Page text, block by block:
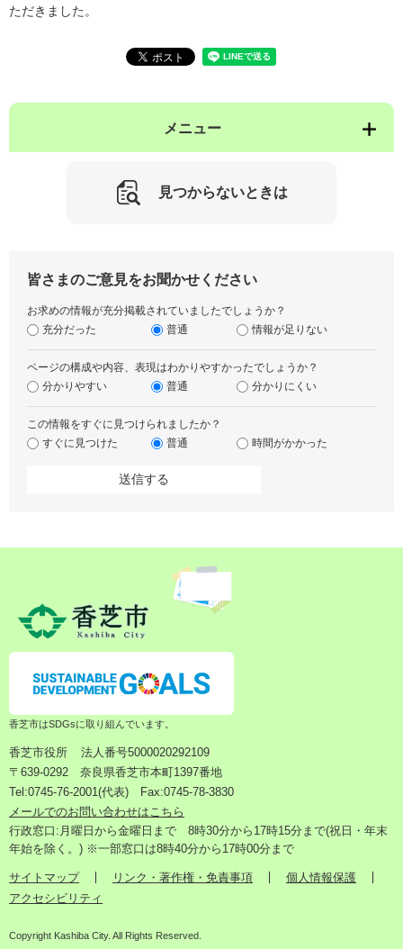
ただきました。
メニュー
見つからないときは
皆さまのご意見をお聞かせください
お求めの情報が充分掲載されていましたでしょうか？
充分だった
普通 情報が足りない
ページの構成や内容、表現はわかりやすかったでしょうか？
分かりやすい
普通 分かりにくい
この情報をすぐに見つけられましたか？
すぐに見つけた
普通 時間がかかった
香芝市はSDGsに取り組んでいます。
香芝市役所
法人番号5000020292109
〒639-0292 奈良県香芝市本町1397番地
Tel:0745-76-2001(代表) Fax:0745-78-3830
メールでのお問い合わせはこちら
行政窓口:月曜日から金曜日まで 8時30分から17時15分まで(祝日・年末
年始を除く。) ※一部窓口は8時40分から17時00分まで
サイトマップ リンク・著作権・免責事項
個人情報保護
アクセシビリティ
Copyright Kashiba City. All Rights Reserved.